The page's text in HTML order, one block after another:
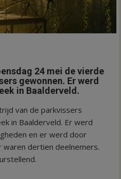
24 mei de vierde
gewonnen. Er werd
in Baalderveld.
van de parkvissers
in Baalderveld. Er werd
en er werd door
waren dertien deelnemers.